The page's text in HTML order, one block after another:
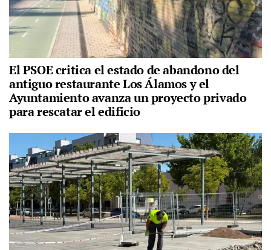
El PSOE critica el estado de abandono del
antiguo restaurante Los Álamos y el
Ayuntamiento avanza un proyecto privado
para rescatar el edificio